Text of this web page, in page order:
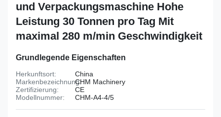
und Verpackungsmaschine Hohe
Leistung 30 Tonnen pro Tag Mit
maximal 280 m/min Geschwindigkeit
Grundlegende Eigenschaften
Herkunftsort:
China
Markenbezeichnung:CHM Machinery
Zertifizierung:
CE
Modellnummer:
CHM-A4-4/5